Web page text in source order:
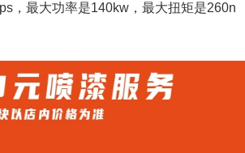
，最大功率是140kw，最大扭矩是260n